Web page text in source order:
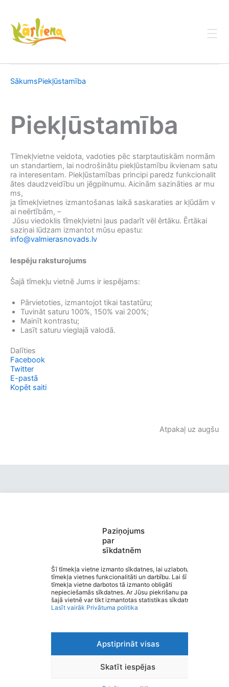
Paziņojums
par
sīkdatnēm
Šī tīmekļa vietne izmanto sīkdatnes, lai uzlabotu
tīmekļa vietnes funkcionalitāti un darbību. Lai šī
tīmekļa vietne darbotos tā izmanto obligāti
nepieciešamās sīkdatnes. Ar Jūsu piekrišanu papildus
šajā vietnē var tikt izmantotas statistikas sīkdatnes.
Lasīt vairāk Privātuma politika
Apstiprināt visas
Skatīt iespējas
content
SākumsPiekļūstamība
Piekļūstamība
Tīmekļvietne veidota, vadoties pēc starptautiskām normām
un standartiem, lai nodrošinātu piekļūstamību ikvienam satu
ra interesentam. Piekļūstamības principi paredz funkcionalit
ātes daudzveidību un jēgpilnumu. Aicinām sazināties ar mu
ms,
ja tīmekļvietnes izmantošanas laikā saskaraties ar kļūdām v
ai neērtībām, –
Jūsu viedoklis tīmekļvietni ļaus padarīt vēl ērtāku. Ērtākai
saziņai lūdzam izmantot mūsu epastu:
info@valmierasnovads.lv
Iespēju raksturojums
Šajā tīmekļu vietnē Jums ir iespējams:
Pārvietoties, izmantojot tikai tastatūru;
Tuvināt saturu 100%, 150% vai 200%;
Mainīt kontrastu;
Lasīt saturu vieglajā valodā.
Dalīties
Facebook
Twitter
E-pastā
Kopēt saiti
Atpakaļ uz augšu
Valmieras pirmsskolas izglītības
iestāde “Kārliena”
Privātuma politika